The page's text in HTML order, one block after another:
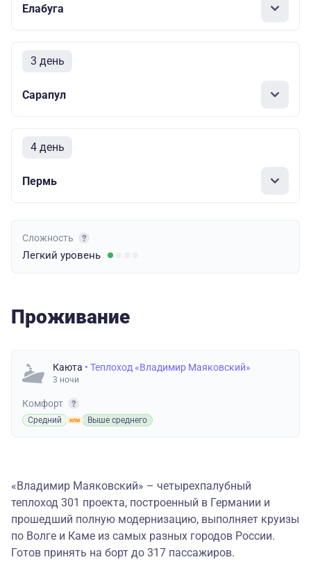
Елабуга
3 день
Сарапул
4 день
Пермь
Сложность
Легкий уровень
Проживание
Каюта • Теплоход «Владимир Маяковский»
3 ночи
Комфорт
Средний Выше среднего
«Владимир Маяковский» – четырехпалубный
теплоход 301 проекта, построенный в Германии и
прошедший полную модернизацию, выполняет круизы
по Волге и Каме из самых разных городов России.
Готов принять на борт до 317 пассажиров.